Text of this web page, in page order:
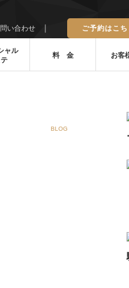
い合わせ ｜ ご予約はこ
ャル
料 金 お客
BLOG